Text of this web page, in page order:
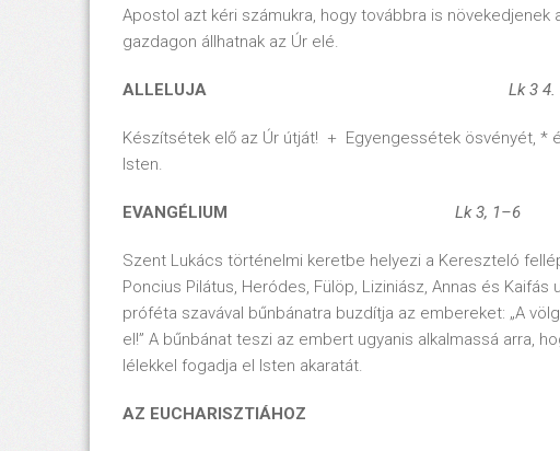
Apostol azt kéri számukra, hogy továbbra is
gazdagon állhatnak az Úr elé.
ALLELUJA Lk 3 4.
Készítsétek elő az Úr útját! + Egyengessétek ösvényét, *
Isten.
EVANGÉLIUM Lk 3, 1–6
Szent Lukács történelmi keretbe helyezi a Kereszteló
Poncius Pilátus, Heródes, Fülöp, Liziniász, Annas és
próféta szavával bűnbánatra buzdítja az embereket: „A
el!” A bűnbánat teszi az embert ugyanis alkalmassá arra,
lélekkel fogadja el Isten akaratát.
AZ EUCHARISZTIÁHOZ